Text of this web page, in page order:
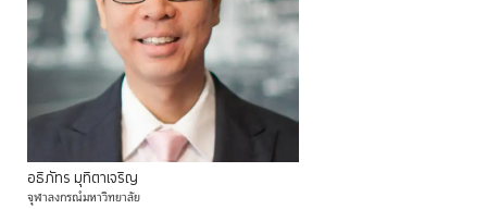
อธิภัทร มุทิตาเจริญ
จุฬาลงกรณ์มหาวิทยาลัย